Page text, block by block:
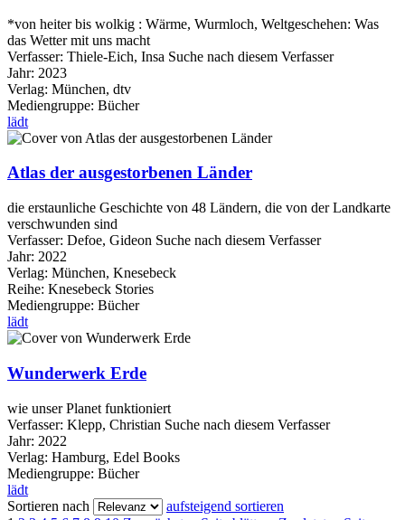
*von heiter bis wolkig : Wärme, Wurmloch, Weltgeschehen: Was
das Wetter mit uns macht
Verfasser: Thiele-Eich, Insa Suche nach diesem Verfasser
Jahr: 2023
Verlag: München, dtv
Mediengruppe: Bücher
lädt
Atlas der ausgestorbenen Länder
die erstaunliche Geschichte von 48 Ländern, die von der Landkarte
verschwunden sind
Verfasser: Defoe, Gideon Suche nach diesem Verfasser
Jahr: 2022
Verlag: München, Knesebeck
Reihe: Knesebeck Stories
Mediengruppe: Bücher
lädt
Wunderwerk Erde
wie unser Planet funktioniert
Verfasser: Klepp, Christian Suche nach diesem Verfasser
Jahr: 2022
Verlag: Hamburg, Edel Books
Mediengruppe: Bücher
lädt
Sortieren nach
aufsteigend sortieren